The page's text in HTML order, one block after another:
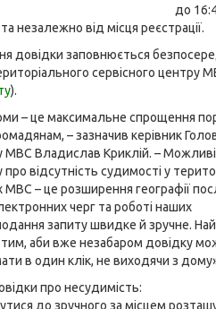
до
незалежно від місця реєстрації.
довідки заповнюється
сервісного центру
).
– це максимальне спрощення
– зазначив керівник
МВС Владислав Криклій. –
відсутність судимості у
МВС – це розширення географії
черг та роботі наших
запиту швидке й зручне.
аби вже незабаром довідку
в один клік, не виходячи з
про несудимість:
до зручного за місцем